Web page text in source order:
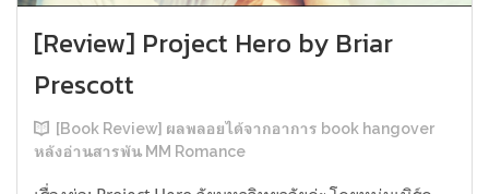
[Review] Project Hero by Briar
Prescott
[Book Review] ผลพลอยได้จากอาการ book hangover
หลังอ่านสารพัน MM Romance